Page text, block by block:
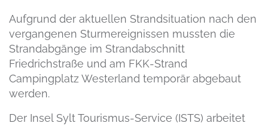
Aufgrund der aktuellen Strandsituation nach den
vergangenen Sturmereignissen mussten die
Strandabgänge im Strandabschnitt
Friedrichstraße und am FKK-Strand
Campingplatz Westerland temporär abgebaut
werden.
Der Insel Sylt Tourismus-Service (ISTS) arbeitet